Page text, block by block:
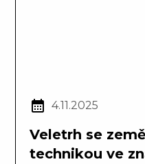
4.11.2025
Veletrh se
technikou ve